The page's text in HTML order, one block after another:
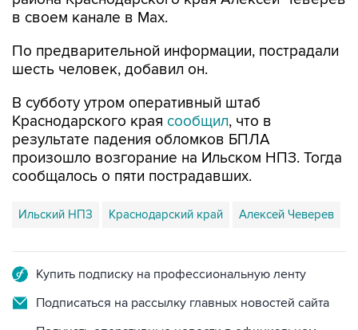
в своем канале в Max.
По предварительной информации, пострадали
шесть человек, добавил он.
В субботу утром оперативный штаб
Краснодарского края сообщил, что в
результате падения обломков БПЛА
произошло возгорание на Ильском НПЗ. Тогда
сообщалось о пяти пострадавших.
Ильский НПЗ Краснодарский край Алексей Чеверев
Купить подписку на профессиональную ленту
Подписаться на рассылку главных новостей сайта